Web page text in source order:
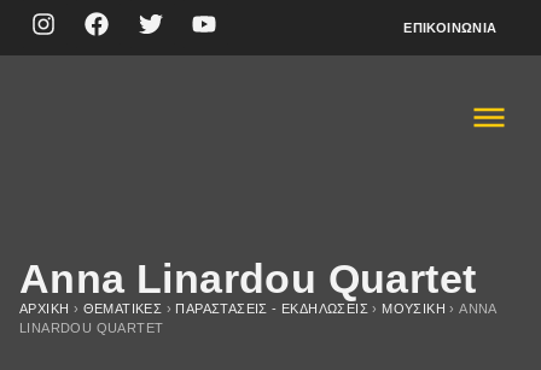
ΕΠΙΚΟΙΝΩΝΊΑ
Anna Linardou Quartet
ΑΡΧΙΚΉ › ΘΕΜΑΤΙΚΈΣ › ΠΑΡΑΣΤΆΣΕΙΣ - ΕΚΔΗΛΏΣΕΙΣ › ΜΟΥΣΙΚΉ ›ANNA
LINARDOU QUARTET